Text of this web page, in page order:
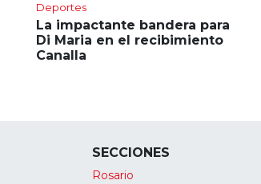
Deportes
La impactante bandera para
Di Maria en el recibimiento
Canalla
SECCIONES
Rosario